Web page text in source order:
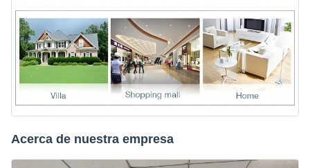
Acerca de nuestra empresa